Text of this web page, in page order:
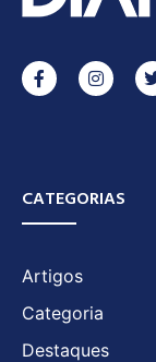
CATEGORIAS
Artigos
Categoria
Destaques